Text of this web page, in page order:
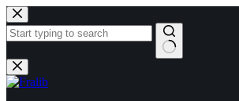
Saltar
al
contenido
No
results